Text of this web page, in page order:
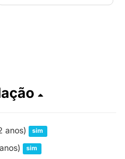
anos) sim
sim